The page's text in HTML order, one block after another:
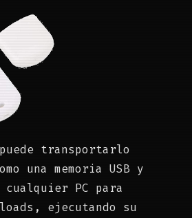
transportarlo
una memoria USB y
PC para
ejecutando su